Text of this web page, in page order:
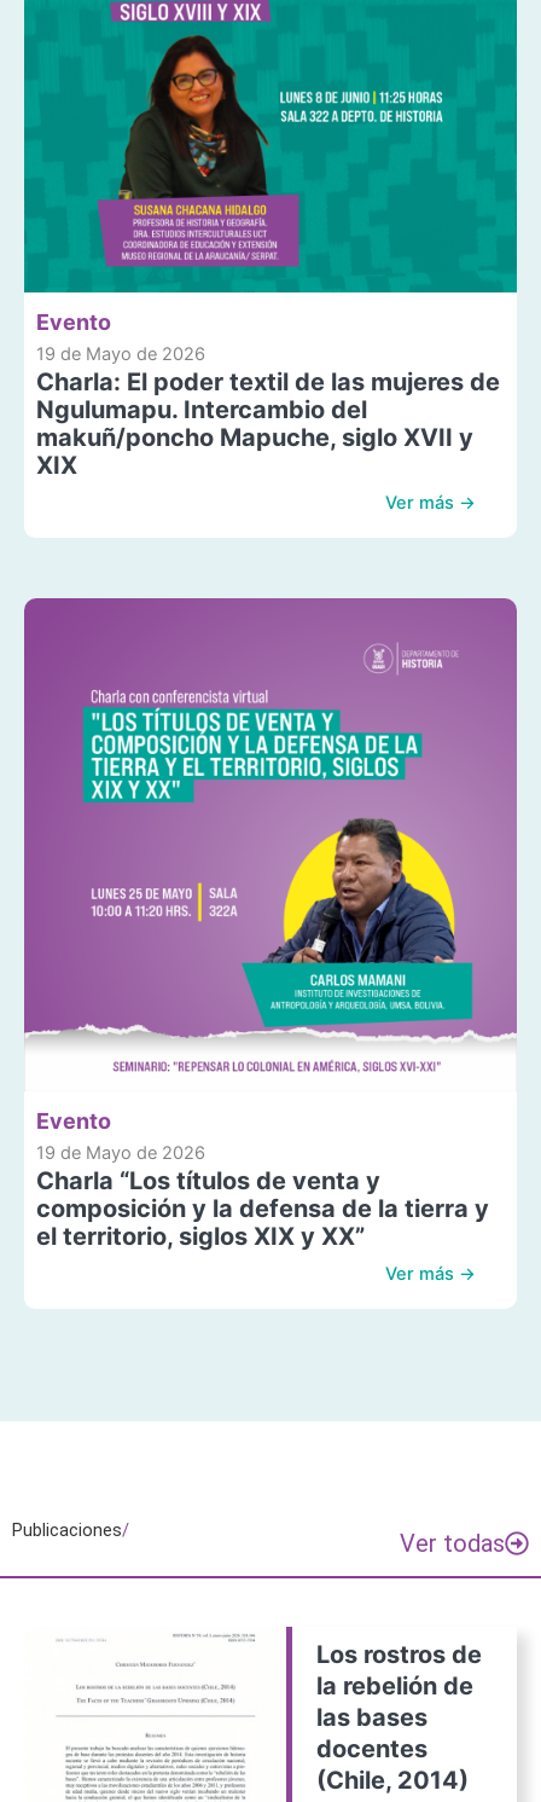
Evento
19 de Mayo de 2026
Charla: El poder textil de las mujeres de
Ngulumapu. Intercambio del
makuñ/poncho Mapuche, siglo XVII y
XIX
Ver más →
Evento
19 de Mayo de 2026
Charla “Los títulos de venta y
composición y la defensa de la tierra y
el territorio, siglos XIX y XX”
Ver más →
Publicaciones/ Ver todas
Los rostros de
la rebelión de
las bases
docentes
(Chile, 2014)